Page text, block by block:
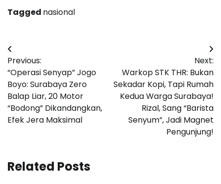
Tagged nasional
Navigasi
pos
Previous:
“Operasi Senyap” Jogo
Boyo: Surabaya Zero
Balap Liar, 20 Motor
“Bodong” Dikandangkan,
Efek Jera Maksimal
Next:
Warkop STK THR: Bukan
Sekadar Kopi, Tapi Rumah
Kedua Warga Surabaya!
Rizal, Sang “Barista
Senyum”, Jadi Magnet
Pengunjung!
Related Posts